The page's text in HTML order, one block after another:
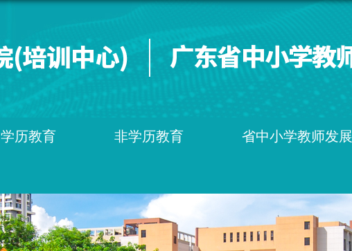
学历教育 非学历教育 省中小学教师发